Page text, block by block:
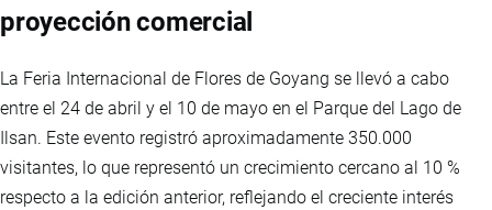
proyección comercial
La Feria Internacional de Flores de Goyang se llevó a cabo
entre el 24 de abril y el 10 de mayo en el Parque del Lago de
Ilsan. Este evento registró aproximadamente 350.000
visitantes, lo que representó un crecimiento cercano al 10 %
respecto a la edición anterior, reflejando el creciente interés